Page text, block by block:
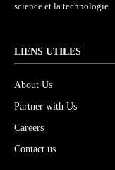
science et la technologie
LIENS UTILES
About Us
Partner with Us
Careers
Contact us